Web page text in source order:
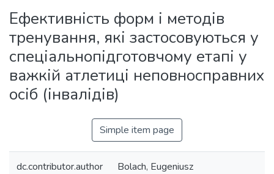
Ефективність форм і методів
тренування, які застосовуються у
спеціальнопідготовчому етапі у
важкій атлетиці неповносправних
осіб (інвалідів)
Simple item page
dc.contributor.author Bolach, Eugeniusz